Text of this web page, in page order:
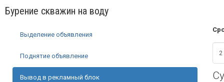
Бурение скважин на воду
Выделение объявления
Поднятие объявление
Вывод в рекламный блок